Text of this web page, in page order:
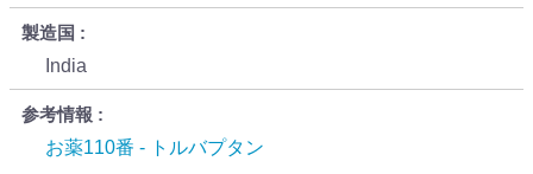
製造国
India
参考情報
お薬110番 - トルバプタン